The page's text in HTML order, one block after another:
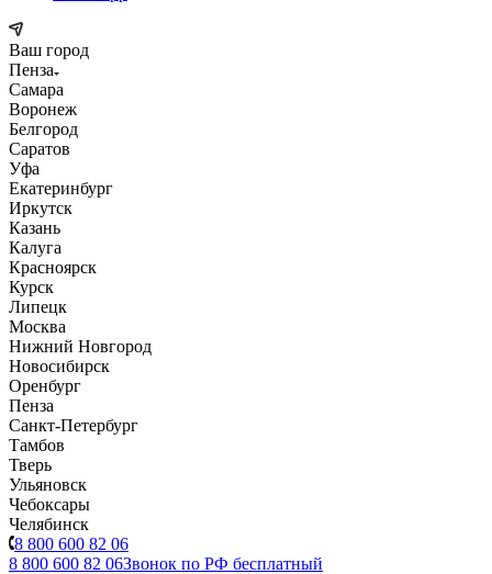
Ваш город
Пенза
Самара
Воронеж
Белгород
Саратов
Уфа
Екатеринбург
Иркутск
Казань
Калуга
Красноярск
Курск
Липецк
Москва
Нижний Новгород
Новосибирск
Оренбург
Пенза
Санкт-Петербург
Тамбов
Тверь
Ульяновск
Чебоксары
Челябинск
8 800 600 82 06
8 800 600 82 06Звонок по РФ бесплатный